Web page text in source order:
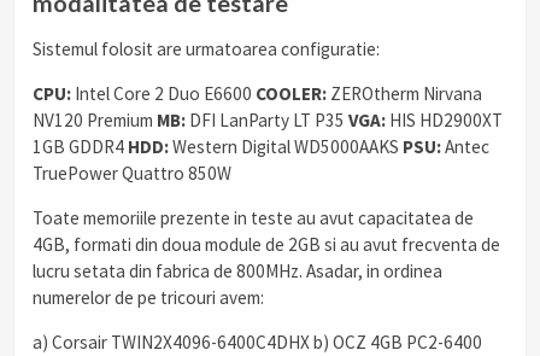
Sistemul folosit are urmatoarea configuratie:
CPU: Intel Core 2 Duo E6600 COOLER: ZEROtherm Nirvana
NV120 Premium MB: DFI LanParty LT P35 VGA: HIS HD2900XT
1GB GDDR4 HDD:Western Digital WD5000AAKS PSU:Antec
TruePower Quattro 850W
Toate memoriile prezente in teste au avut capacitatea de
4GB, formati din doua module de 2GB si au avut frecventa de
lucru setata din fabrica de 800MHz. Asadar, in ordinea
numerelor de pe tricouri avem:
a) Corsair TWIN2X4096-6400C4DHXb) OCZ 4GB PC2-6400